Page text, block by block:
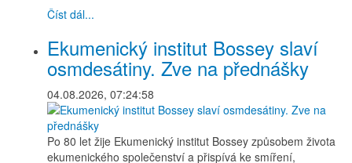
Číst dál...
Ekumenický institut Bossey slaví
osmdesátiny. Zve na přednášky
04.08.2026, 07:24:58
Po 80 let žije Ekumenický institut Bossey způsobem života
ekumenického společenství a přispívá ke smíření,